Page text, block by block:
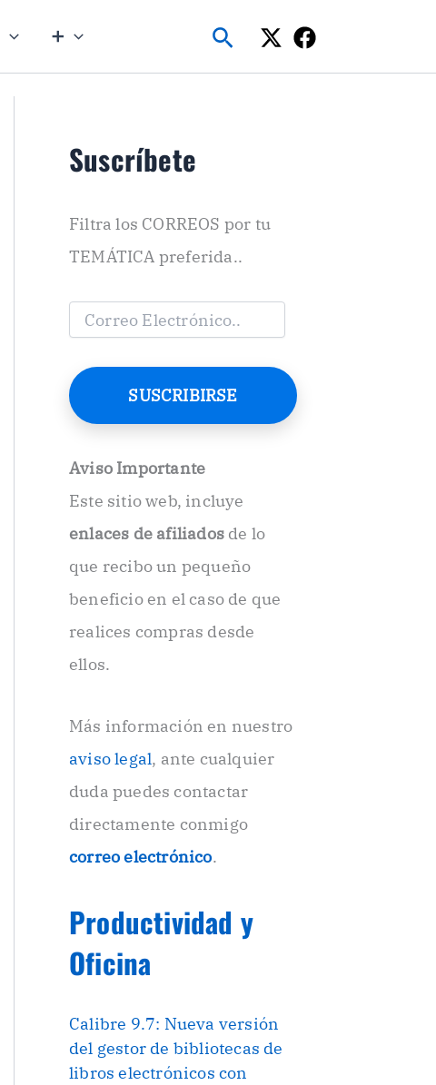
➕ Buscar
Suscríbete
Filtra los CORREOS por tu
TEMÁTICA preferida..
C
e
o
E
c
t
r
ó
i
o
.
SUSCRIBIRSE
Aviso Importante
Este sitio web, incluye
enlaces de afiliados de lo
que recibo un pequeño
beneficio en el caso de que
realices compras desde
ellos.
Más información en nuestro
aviso legal, ante cualquier
duda puedes contactar
directamente conmigo
correo electrónico.
Productividad y
Oficina
Calibre 9.7: Nueva versión
del gestor de bibliotecas de
libros electrónicos con